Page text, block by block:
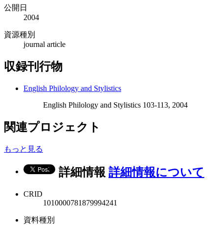
公開日
2004
資源種別
journal article
収録刊行物
English Philology and Stylistics
English Philology and Stylistics 103-113, 2004
関連プロジェクト
もっと見る
詳細情報 詳細情報について
CRID
1010000781879994241
資料種別